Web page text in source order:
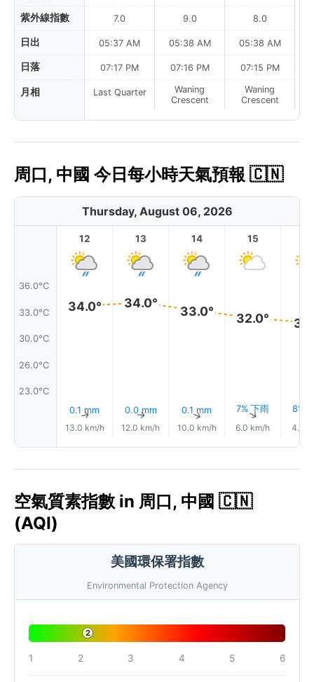
紫外線指數
日出
日落
月相
7.0
05:37 AM
07:17 PM
Last Quarter
9.0
05:38 AM
07:16 PM
Waning
Crescent
8.0
05:38 AM
07:15 PM
Waning
Crescent
周口, 中國 今日每小時天氣預報 🇨🇳
Thursday, August 06, 2026
36.0°C
33.0°C
30.0°C
26.0°C
23.0°C
12
34.0°
0.1 mm
↑
13.0 km/h
13
34.0°
0.0 mm
↑
12.0 km/h
14
33.0°
0.1 mm
↑
10.0 km/h
15
32.0°
7% 下雨
↑
6.0 km/h
8%
4.0
空氣質素指數 in 周口, 中國 🇨🇳
(AQI)
美國環保署指數
Environmental Protection Agency
2
1 2 3 4 5 6